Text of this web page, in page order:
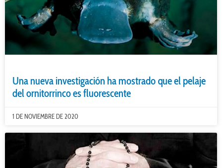
Una nueva investigación ha mostrado que el pelaje
del ornitorrinco es fluorescente
1 DE NOVIEMBRE DE 2020